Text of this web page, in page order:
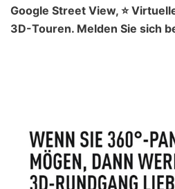
Google Street View, ⭐
3D-Touren. Melden Sie sich